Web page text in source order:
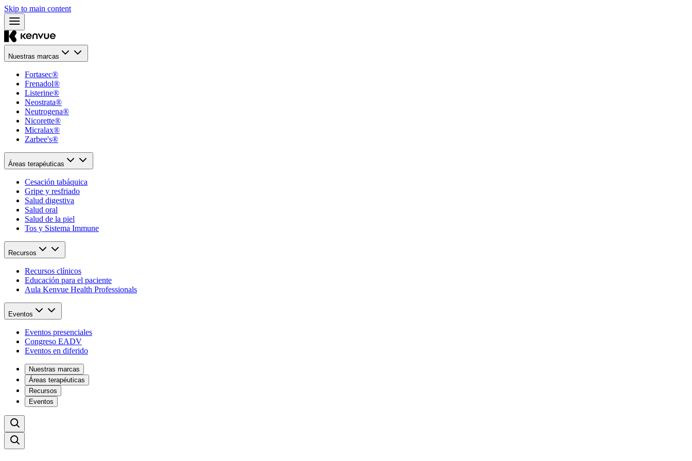
Skip to main content
Nuestras marcas
Fortasec®
Frenadol®
Listerine®
Neostrata®
Neutrogena®
Nicorette®
Micralax®
Zarbee's®
Áreas terapéuticas
Cesación tabáquica
Gripe y resfriado
Salud digestiva
Salud oral
Salud de la piel
Tos y Sistema Immune
Recursos
Recursos clínicos
Educación para el paciente
Aula Kenvue Health Professionals
Eventos
Eventos presenciales
Congreso EADV
Eventos en diferido
Nuestras marcas
Áreas terapéuticas
Recursos
Eventos